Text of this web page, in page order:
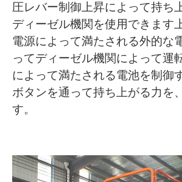
圧レバー制御上昇によって持ち
ディーゼル機関を使用できます
電源によって満たされる外的な
ってディーゼル機関によって運
によって満たされる電池を制御
ボタンを通って持ち上がる力を
す。